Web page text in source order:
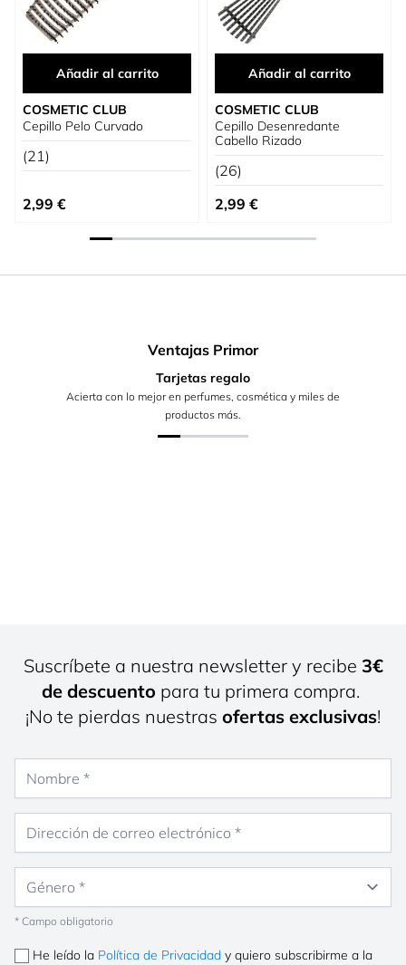
Añadir al carrito
COSMETIC CLUB
Cepillo Pelo Curvado
(21)
2,99 €
Añadir al carrito
COSMETIC CLUB
Cepillo Desenredante
Cabello Rizado
(26)
2,99 €
Ventajas Primor
Tarjetas regalo
Acierta con lo mejor en perfumes, cosmética y miles de
productos más.
Suscríbete a nuestra newsletter y recibe 3€
de descuento para tu primera compra.
¡No te pierdas nuestras ofertas exclusivas!
* Campo obligatorio
He leído la Política de Privacidad y quiero subscribirme a la